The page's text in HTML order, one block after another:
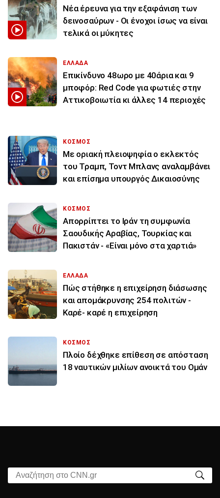
Νέα έρευνα για την εξαφάνιση των
δεινοσαύρων - Οι ένοχοι ίσως να είναι
τελικά οι μύκητες
ΕΛΛΑΔΑ
Επικίνδυνο 48ωρο με 40άρια και 9
μποφόρ: Red Code για φωτιές στην
Αττικοβοιωτία κι άλλες 14 περιοχές
ΚΟΣΜΟΣ
Με οριακή πλειοψηφία ο εκλεκτός
του Τραμπ, Τοντ Μπλανς αναλαμβάνει
και επίσημα υπουργός Δικαιοσύνης
ΚΟΣΜΟΣ
Απορρίπτει το Ιράν τη συμφωνία
Σαουδικής Αραβίας, Τουρκίας και
Πακιστάν - «Είναι μόνο στα χαρτιά»
ΕΛΛΑΔΑ
Πώς στήθηκε η επιχείρηση διάσωσης
και απομάκρυνσης 254 πολιτών -
Καρέ- καρέ η επιχείρηση
ΚΟΣΜΟΣ
Πλοίο δέχθηκε επίθεση σε απόσταση
18 ναυτικών μιλίων ανοικτά του Ομάν
Αναζήτηση στο CNN.gr